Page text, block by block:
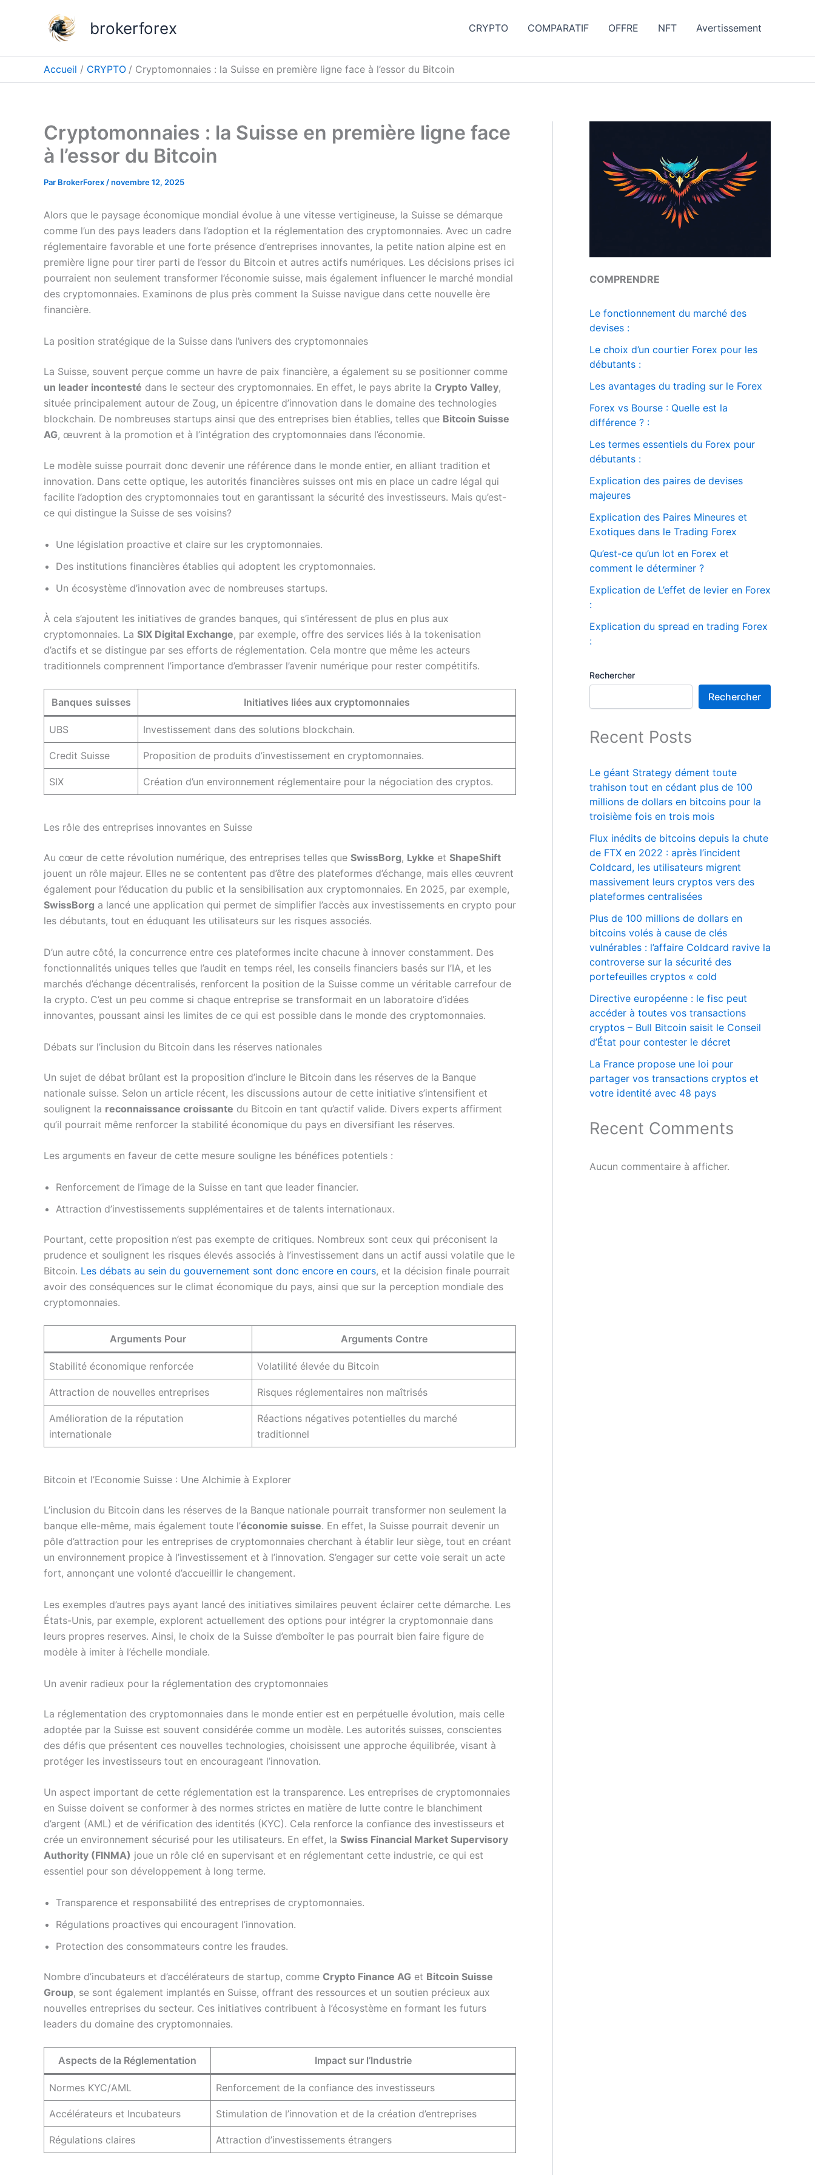
brokerforex CRYPTO COMPARATIF OFFRE NFT Avertissement
Accueil CRYPTO Cryptomonnaies : la Suisse en première ligne face à l’essor du Bitcoin
Cryptomonnaies : la Suisse en première ligne face
à l’essor du Bitcoin
Par BrokerForex /novembre 12, 2025
Alors que le paysage économique mondial évolue à une vitesse vertigineuse, la Suisse se démarque
comme l’un des pays leaders dans l’adoption et la réglementation des cryptomonnaies. Avec un cadre
réglementaire favorable et une forte présence d’entreprises innovantes, la petite nation alpine est en
première ligne pour tirer parti de l’essor du Bitcoin et autres actifs numériques. Les décisions prises ici
pourraient non seulement transformer l’économie suisse, mais également influencer le marché mondial
des cryptomonnaies. Examinons de plus près comment la Suisse navigue dans cette nouvelle ère
financière.
La position stratégique de la Suisse dans l’univers des cryptomonnaies
La Suisse, souvent perçue comme un havre de paix financière, a également su se positionner comme
un leader incontesté dans le secteur des cryptomonnaies. En effet, le pays abrite la Crypto Valley,
située principalement autour de Zoug, un épicentre d’innovation dans le domaine des technologies
blockchain. De nombreuses startups ainsi que des entreprises bien établies, telles que Bitcoin Suisse
AG, œuvrent à la promotion et à l’intégration des cryptomonnaies dans l’économie.
Le modèle suisse pourrait donc devenir une référence dans le monde entier, en alliant tradition et
innovation. Dans cette optique, les autorités financières suisses ont mis en place un cadre légal qui
facilite l’adoption des cryptomonnaies tout en garantissant la sécurité des investisseurs. Mais qu’est-
ce qui distingue la Suisse de ses voisins?
Une législation proactive et claire sur les cryptomonnaies.
Des institutions financières établies qui adoptent les cryptomonnaies.
Un écosystème d’innovation avec de nombreuses startups.
À cela s’ajoutent les initiatives de grandes banques, qui s’intéressent de plus en plus aux
cryptomonnaies. La SIX Digital Exchange, par exemple, offre des services liés à la tokenisation
d’actifs et se distingue par ses efforts de réglementation. Cela montre que même les acteurs
traditionnels comprennent l’importance d’embrasser l’avenir numérique pour rester compétitifs.
Banques suisses Initiatives liées aux cryptomonnaies
UBS Investissement dans des solutions blockchain.
Credit Suisse Proposition de produits d’investissement en cryptomonnaies.
SIX Création d’un environnement réglementaire pour la négociation des cryptos.
Les rôle des entreprises innovantes en Suisse
Au cœur de cette révolution numérique, des entreprises telles que SwissBorg, Lykke et ShapeShift
jouent un rôle majeur. Elles ne se contentent pas d’être des plateformes d’échange, mais elles œuvrent
également pour l’éducation du public et la sensibilisation aux cryptomonnaies. En 2025, par exemple,
SwissBorg a lancé une application qui permet de simplifier l’accès aux investissements en crypto pour
les débutants, tout en éduquant les utilisateurs sur les risques associés.
D’un autre côté, la concurrence entre ces plateformes incite chacune à innover constamment. Des
fonctionnalités uniques telles que l’audit en temps réel, les conseils financiers basés sur l’IA, et les
marchés d’échange décentralisés, renforcent la position de la Suisse comme un véritable carrefour de
la crypto. C’est un peu comme si chaque entreprise se transformait en un laboratoire d’idées
innovantes, poussant ainsi les limites de ce qui est possible dans le monde des cryptomonnaies.
Débats sur l’inclusion du Bitcoin dans les réserves nationales
Un sujet de débat brûlant est la proposition d’inclure le Bitcoin dans les réserves de la Banque
nationale suisse. Selon un article récent, les discussions autour de cette initiative s’intensifient et
soulignent la reconnaissance croissante du Bitcoin en tant qu’actif valide. Divers experts affirment
qu’il pourrait même renforcer la stabilité économique du pays en diversifiant les réserves.
Les arguments en faveur de cette mesure souligne les bénéfices potentiels :
Renforcement de l’image de la Suisse en tant que leader financier.
Attraction d’investissements supplémentaires et de talents internationaux.
Pourtant, cette proposition n’est pas exempte de critiques. Nombreux sont ceux qui préconisent la
prudence et soulignent les risques élevés associés à l’investissement dans un actif aussi volatile que le
Bitcoin. Les débats au sein du gouvernement sont donc encore en cours, et la décision finale pourrait
avoir des conséquences sur le climat économique du pays, ainsi que sur la perception mondiale des
cryptomonnaies.
Arguments Pour Arguments Contre
Stabilité économique renforcée Volatilité élevée du Bitcoin
Attraction de nouvelles entreprises Risques réglementaires non maîtrisés
Amélioration de la réputation
internationale
Réactions négatives potentielles du marché
traditionnel
Bitcoin et l’Economie Suisse : Une Alchimie à Explorer
L’inclusion du Bitcoin dans les réserves de la Banque nationale pourrait transformer non seulement la
banque elle-même, mais également toute l’économie suisse. En effet, la Suisse pourrait devenir un
pôle d’attraction pour les entreprises de cryptomonnaies cherchant à établir leur siège, tout en créant
un environnement propice à l’investissement et à l’innovation. S’engager sur cette voie serait un acte
fort, annonçant une volonté d’accueillir le changement.
Les exemples d’autres pays ayant lancé des initiatives similaires peuvent éclairer cette démarche. Les
États-Unis, par exemple, explorent actuellement des options pour intégrer la cryptomonnaie dans
leurs propres reserves. Ainsi, le choix de la Suisse d’emboîter le pas pourrait bien faire figure de
modèle à imiter à l’échelle mondiale.
Un avenir radieux pour la réglementation des cryptomonnaies
La réglementation des cryptomonnaies dans le monde entier est en perpétuelle évolution, mais celle
adoptée par la Suisse est souvent considérée comme un modèle. Les autorités suisses, conscientes
des défis que présentent ces nouvelles technologies, choisissent une approche équilibrée, visant à
protéger les investisseurs tout en encourageant l’innovation.
Un aspect important de cette réglementation est la transparence. Les entreprises de cryptomonnaies
en Suisse doivent se conformer à des normes strictes en matière de lutte contre le blanchiment
d’argent (AML) et de vérification des identités (KYC). Cela renforce la confiance des investisseurs et
crée un environnement sécurisé pour les utilisateurs. En effet, la Swiss Financial Market Supervisory
Authority (FINMA) joue un rôle clé en supervisant et en réglementant cette industrie, ce qui est
essentiel pour son développement à long terme.
Transparence et responsabilité des entreprises de cryptomonnaies.
Régulations proactives qui encouragent l’innovation.
Protection des consommateurs contre les fraudes.
Nombre d’incubateurs et d’accélérateurs de startup, comme Crypto Finance AG et Bitcoin Suisse
Group, se sont également implantés en Suisse, offrant des ressources et un soutien précieux aux
nouvelles entreprises du secteur. Ces initiatives contribuent à l’écosystème en formant les futurs
leaders du domaine des cryptomonnaies.
Aspects de la Réglementation Impact sur l’Industrie
Normes KYC/AML Renforcement de la confiance des investisseurs
Accélérateurs et Incubateurs Stimulation de l’innovation et de la création d’entreprises
Régulations claires Attraction d’investissements étrangers
COMPRENDRE
Le fonctionnement du marché des
devises :
Le choix d’un courtier Forex pour les
débutants :
Les avantages du trading sur le Forex
Forex vs Bourse : Quelle est la
différence ? :
Les termes essentiels du Forex pour
débutants :
Explication des paires de devises
majeures
Explication des Paires Mineures et
Exotiques dans le Trading Forex
Qu’est-ce qu’un lot en Forex et
comment le déterminer ?
Explication de L’effet de levier en Forex
:
Explication du spread en trading Forex
:
Rechercher
Rechercher
Recent Posts
Le géant Strategy dément toute
trahison tout en cédant plus de 100
millions de dollars en bitcoins pour la
troisième fois en trois mois
Flux inédits de bitcoins depuis la chute
de FTX en 2022 : après l’incident
Coldcard, les utilisateurs migrent
massivement leurs cryptos vers des
plateformes centralisées
Plus de 100 millions de dollars en
bitcoins volés à cause de clés
vulnérables : l’affaire Coldcard ravive la
controverse sur la sécurité des
portefeuilles cryptos « cold
Directive européenne : le fisc peut
accéder à toutes vos transactions
cryptos – Bull Bitcoin saisit le Conseil
d’État pour contester le décret
La France propose une loi pour
partager vos transactions cryptos et
votre identité avec 48 pays
Recent Comments
Aucun commentaire à afficher.